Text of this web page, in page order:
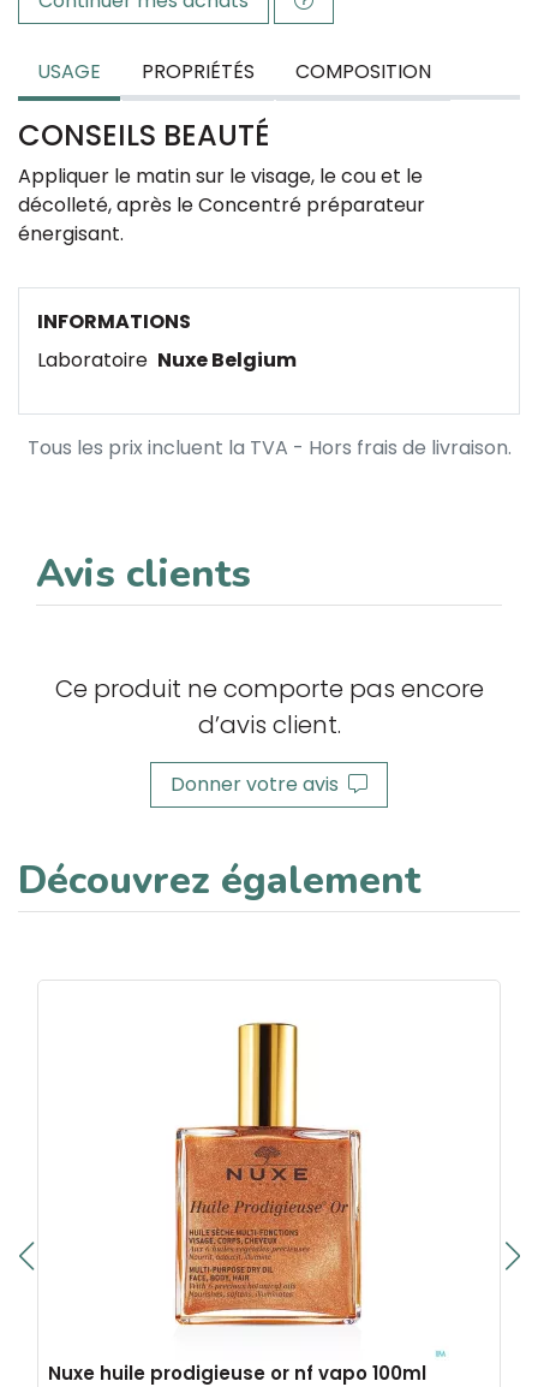
USAGE PROPRIÉTÉS COMPOSITION
CONSEILS BEAUTÉ
Appliquer le matin sur le visage, le cou et le
décolleté, après leConcentré préparateur
énergisant.
INFORMATIONS
Laboratoire Nuxe Belgium
Tous les prix incluent la TVA - Hors frais de livraison.
Avis clients
Ce produit ne comporte pas encore
d’avis client.
Donner votre avis
Découvrez également
Nuxe huile prodigieuse or nf vapo 100ml